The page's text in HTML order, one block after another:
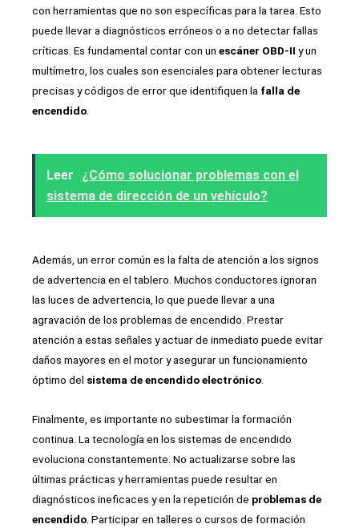
con herramientas que no son específicas para la tarea. Esto
puede llevar a diagnósticos erróneos o a no detectar fallas
críticas. Es fundamental contar con un escáner OBD-II y un
multímetro, los cuales son esenciales para obtener lecturas
precisas y códigos de error que identifiquen la falla de
encendido
Leer
¿Cómo solucionar problemas con el
sistema de dirección de un vehículo?
Además, un error común es la falta de atención a los signos
de advertencia en el tablero. Muchos conductores ignoran
las luces de advertencia, lo que puede llevar a una
agravación de los problemas de encendido. Prestar
atención a estas señales y actuar de inmediato puede evitar
daños mayores en el motor y asegurar un funcionamiento
óptimo del sistema de encendido electrónico.
Finalmente, es importante no subestimar la formación
continua. La tecnología en los sistemas de encendido
evoluciona constantemente. No actualizarse sobre las
últimas prácticas y herramientas puede resultar en
diagnósticos ineficaces y en la repetición de problemas de
encendido. Participar en talleres o cursos de formación